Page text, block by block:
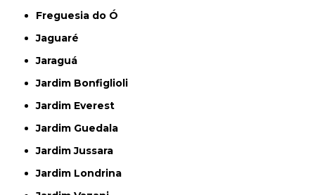
Freguesia do Ó
Jaguaré
Jaraguá
Jardim Bonfiglioli
Jardim Everest
Jardim Guedala
Jardim Jussara
Jardim Londrina